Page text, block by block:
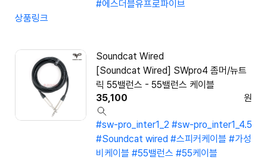
#에스더블유프로파이브
상품링크
Soundcat Wired
[Soundcat Wired] SWpro4 좀머/뉴트
릭 55밸런스 - 55밸런스 케이블
35,100
원
#sw-pro_inter1_2 #sw-pro_inter1_4.5
#Soundcat wired #스피커케이블 #가성
비케이블 #55밸런스 #55케이블